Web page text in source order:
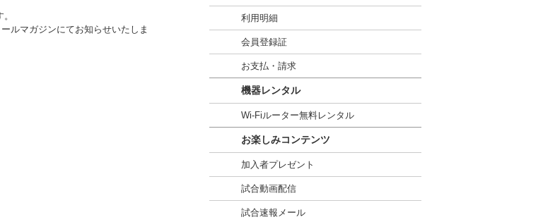
利用明細
会員登録証
お支払・請求
機器レンタル
Wi-Fiルーター無料レンタル
お楽しみコンテンツ
加入者プレゼント
試合動画配信
試合速報メール
ルマガジンにてお知らせいたしま